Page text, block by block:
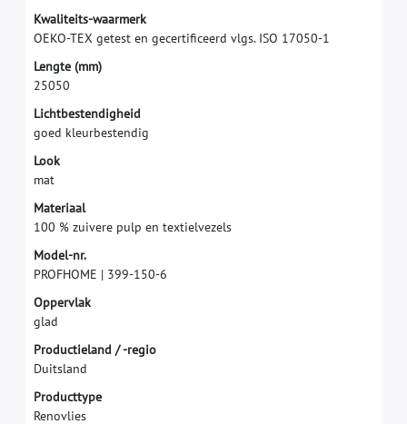
Kwaliteits-waarmerk
OEKO-TEX getest en gecertifceerd vlgs. ISO 17050-1
Lengte (mm)
25050
Lichtbestendigheid
goed kleurbestendig
Look
mat
Materiaal
100 % zuivere pulp en textielvezels
Model-nr.
PROFHOME | 399-150-6
Oppervlak
glad
Productieland /-regio
Duitsland
Producttype
Renovlies